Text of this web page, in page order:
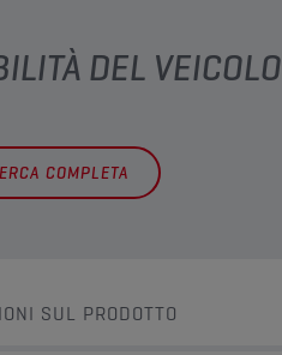
DEL VEICOLO
COMPLETA
SUL PRODOTTO